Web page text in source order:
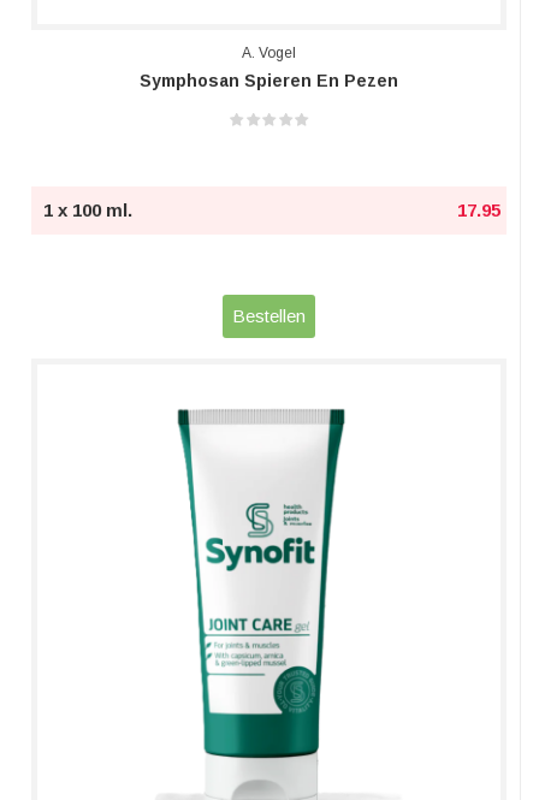
A. Vogel
Symphosan Spieren En Pezen
1 x 100 ml. 17.95
Bestellen